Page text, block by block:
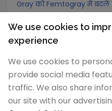
Gray को Femtogray में बदलें
Joule/kilogram
Joule/kilogram को Exagray
Joule/kilogram को
Joule/kilogram को
We use cookies to
experience
We use cookies to
provide social media
traffic. We also share
our site with our